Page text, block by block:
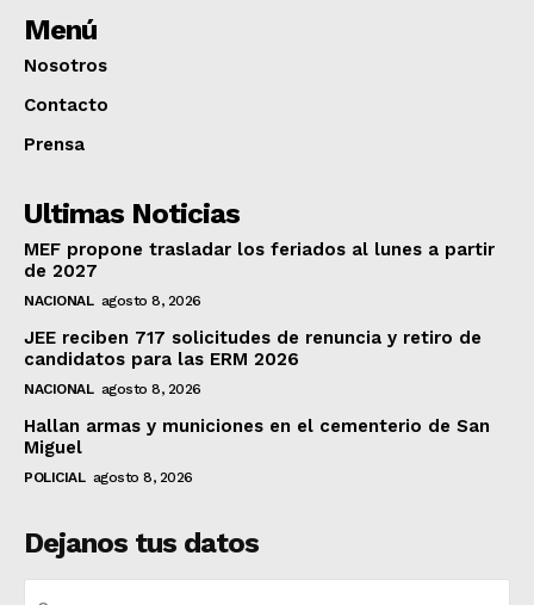
Menú
Nosotros
Contacto
Prensa
Ultimas Noticias
MEF propone trasladar los feriados al lunes a partir
de 2027
NACIONAL agosto 8, 2026
JEE reciben 717 solicitudes de renuncia y retiro de
candidatos para las ERM 2026
NACIONAL agosto 8, 2026
Hallan armas y municiones en el cementerio de San
Miguel
POLICIAL agosto 8, 2026
Dejanos tus datos